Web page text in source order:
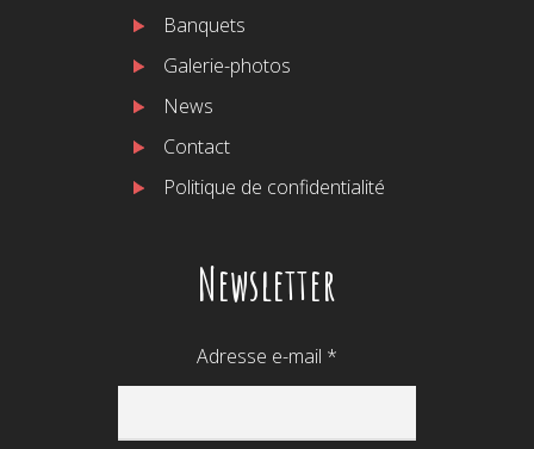
Banquets
Galerie-photos
News
Contact
Politique de confidentialité
Newsletter
Adresse e-mail *